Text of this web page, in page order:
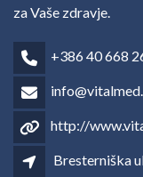
za Vaše zdravje.
+386 40 668
http://
Bresterniška